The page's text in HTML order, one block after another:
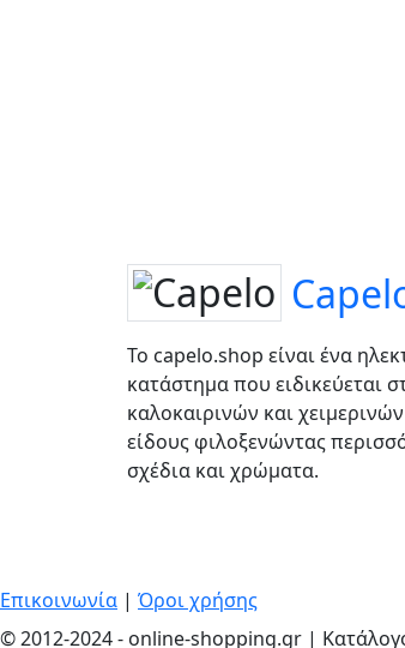
Το capelo.shop είναι ένα
κατάστημα που ειδικεύεται
καλοκαιρινών και
είδους φιλοξενώντας
σχέδια και χρώματα.
Επικοινωνία | Όροι χρήσης
© 2012-2024 - online-shopping.gr |